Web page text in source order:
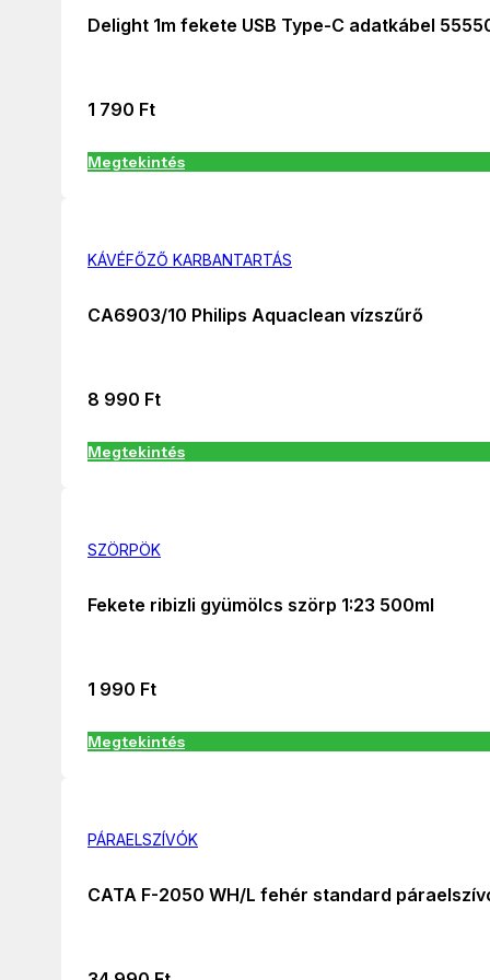
Delight 1m fekete USB Type-C adatkábel
1 790 Ft
Megtekintés
KÁVÉFŐZŐ KARBANTARTÁS
CA6903/10 Philips Aquaclean vízszűrő
8 990 Ft
Megtekintés
SZÖRPÖK
Fekete ribizli gyümölcs szörp 1:23 500ml
1 990 Ft
Megtekintés
PÁRAELSZÍVÓK
CATA F-2050 WH/L fehér standard